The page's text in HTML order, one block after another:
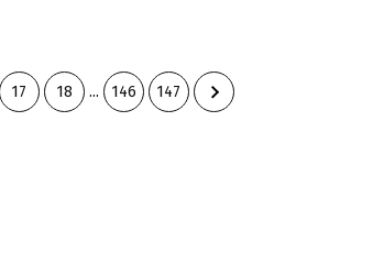
17 18 ... 146 147